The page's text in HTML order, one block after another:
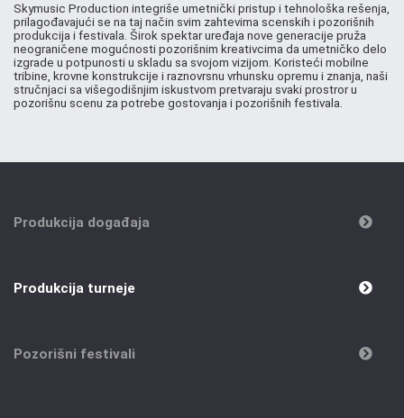
Skymusic Production integriše umetnički pristup i tehnološka rešenja,
prilagođavajući se na taj način svim zahtevima scenskih i pozorišnih
produkcija i festivala. Širok spektar uređaja nove generacije pruža
neograničene mogućnosti pozorišnim kreativcima da umetničko delo
izgrade u potpunosti u skladu sa svojom vizijom. Koristeći mobilne
tribine, krovne konstrukcije i raznovrsnu vrhunsku opremu i znanja, naši
stručnjaci sa višegodišnjim iskustvom pretvaraju svaki prostror u
pozorišnu scenu za potrebe gostovanja i pozorišnih festivala.
Produkcija događaja
Produkcija turneje
Pozorišni festivali